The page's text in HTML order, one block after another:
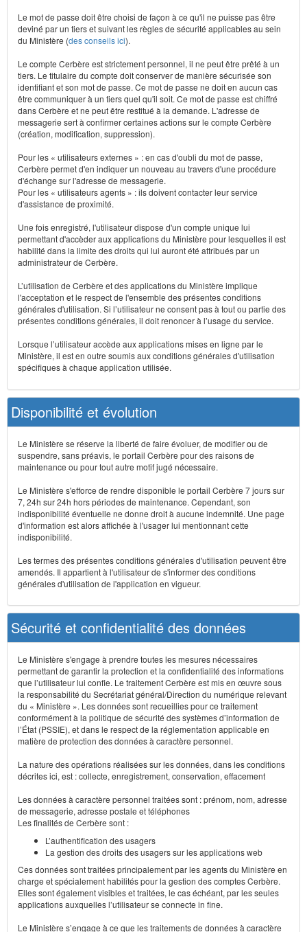
Le mot de passe doit être choisi de façon à ce qu'il ne puisse pas être
deviné par un tiers et suivant les règles de sécurité applicables au sein
du Ministère (des conseils ici).
Le compte Cerbère est strictement personnel, il ne peut être prêté à un
tiers. Le titulaire du compte doit conserver de manière sécurisée son
identifiant et son mot de passe. Ce mot de passe ne doit en aucun cas
être communiquer à un tiers quel qu'il soit. Ce mot de passe est chiffré
dans Cerbère et ne peut être restitué à la demande. L'adresse de
messagerie sert à confirmer certaines actions sur le compte Cerbère
(création, modification, suppression).
Pour les « utilisateurs externes » : en cas d'oubli du mot de passe,
Cerbère permet d'en indiquer un nouveau au travers d'une procédure
d'échange sur l'adresse de messagerie.
Pour les « utilisateurs agents » : ils doivent contacter leur service
d'assistance de proximité.
Une fois enregistré, l'utilisateur dispose d'un compte unique lui
permettant d'accèder aux applications du Ministère pour lesquelles il est
habilité dans la limite des droits qui lui auront été attribués par un
administrateur de Cerbère.
L’utilisation de Cerbère et des applications du Ministère implique
l'acceptation et le respect de l'ensemble des présentes conditions
générales d'utilisation. Si l’utilisateur ne consent pas à tout ou partie des
présentes conditions générales, il doit renoncer à l’usage du service.
Lorsque l’utilisateur accède aux applications mises en ligne par le
Ministère, il est en outre soumis aux conditions générales d'utilisation
spécifiques à chaque application utilisée.
Disponibilité et évolution
Le Ministère se réserve la liberté de faire évoluer, de modifier ou de
suspendre, sans préavis, le portail Cerbère pour des raisons de
maintenance ou pour tout autre motif jugé nécessaire.
Le Ministère s'efforce de rendre disponible le portail Cerbère 7 jours sur
7, 24h sur 24h hors périodes de maintenance. Cependant, son
indisponibilité éventuelle ne donne droit à aucune indemnité. Une page
d'information est alors affichée à l'usager lui mentionnant cette
indisponibilité.
Les termes des présentes conditions générales d'utilisation peuvent être
amendés. Il appartient à l'utilisateur de s'informer des conditions
générales d'utilisation de l'application en vigueur.
Sécurité et confidentialité des données
Le Ministère s'engage à prendre toutes les mesures nécessaires
permettant de garantir la protection et la confidentialité des informations
que l’utilisateur lui confie. Le traitement Cerbère est mis en œuvre sous
la responsabilité du Secrétariat général/Direction du numérique relevant
du « Ministère ». Les données sont recueillies pour ce traitement
conformément à la politique de sécurité des systèmes d’information de
l’État (PSSIE), et dans le respect de la réglementation applicable en
matière de protection des données à caractère personnel.
La nature des opérations réalisées sur les données, dans les conditions
décrites ici, est : collecte, enregistrement, conservation, effacement
Les données à caractère personnel traitées sont : prénom, nom, adresse
de messagerie, adresse postale et téléphones
Les finalités de Cerbère sont :
L’authentification des usagers
La gestion des droits des usagers sur les applications web
Ces données sont traitées principalement par les agents du Ministère en
charge et spécialement habilités pour la gestion des comptes Cerbère.
Elles sont également visibles et traitées, le cas échéant, par les seules
applications auxquelles l’utilisateur se connecte in fine.
Le Ministère s’engage à ce que les traitements de données à caractère